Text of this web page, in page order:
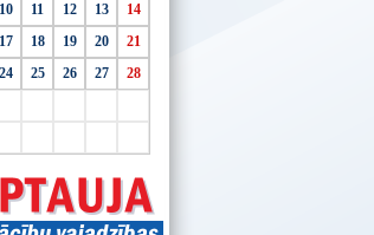
10 11 12 13
14
17 18 19 20
21
24 25 26 27
28